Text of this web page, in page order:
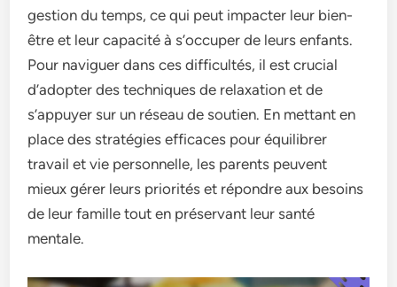
gestion du temps, ce qui peut impacter leur bien-
être et leur capacité à s’occuper de leurs enfants.
Pour naviguer dans ces difficultés, il est crucial
d’adopter des techniques de relaxation et de
s’appuyer sur un réseau de soutien. En mettant en
place des stratégies efficaces pour équilibrer
travail et vie personnelle, les parents peuvent
mieux gérer leurs priorités et répondre aux besoins
de leur famille tout en préservant leur santé
mentale.